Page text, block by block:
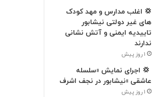
💢 اغلب مدارس و مهد کودک
های غیر دولتی نیشابور
تاییدیه ایمنی و آتش نشانی
ندارند
۱ روز پیش
‍ 💢 اجرای نمایش «سلسله
عاشقی »نیشابور در نجف اشرف
۱ روز پیش